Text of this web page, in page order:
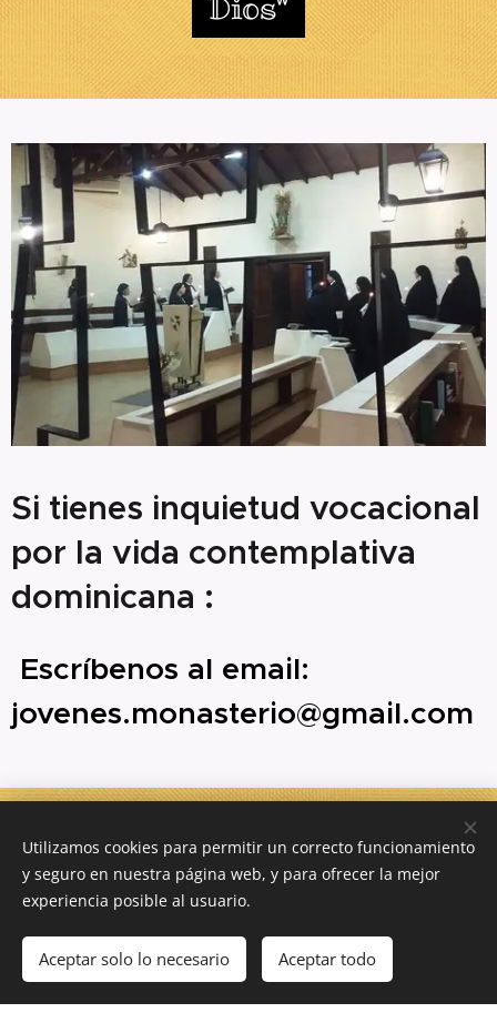
Dios"
Si tienes inquietud vocacional
por la vida contemplativa
dominicana :
Escríbenos al email:
jovenes.monasterio@gmail.com
¿DÓNDE ESTAMOS ?
"Monasterio Santa Catalina de Siena"
Triunvirato 3625 - (1754)
¡Crea tu página web gratis! Comenzar
Utilizamos cookies para permitir un correcto funcionamiento
y seguro en nuestra página web, y para ofrecer la mejor
experiencia posible al usuario.
Aceptar solo lo necesario Aceptar todo